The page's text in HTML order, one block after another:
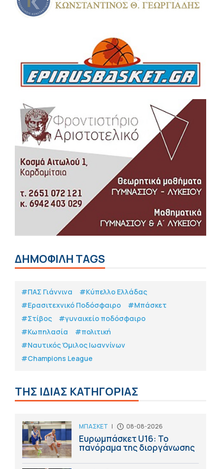
ΔΗΜΟΦΙΛΗ TAGS
#ΠΑΣ Γιάννινα
#Κύπελλο Ελλάδας
#Eρασιτεχνικό Ποδόσφαιρο
#Μπάσκετ
#Στίβος
#γυναικείο ποδόσφαιρο
#Κωπηλασία
#πολιτική
#Ναυτικός Όμιλος Ιωαννίνων
#Champions League
ΤΗΣ ΙΔΙΑΣ ΚΑΤΗΓΟΡΙΑΣ
ΜΠΑΣΚΕΤ | 08-08-2026
Ευρωμπάσκετ U16: Το
πανόραμα της διοργάνωσης